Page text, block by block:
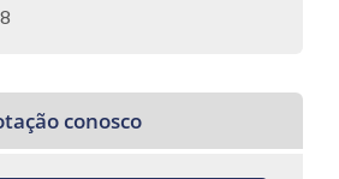
conosco